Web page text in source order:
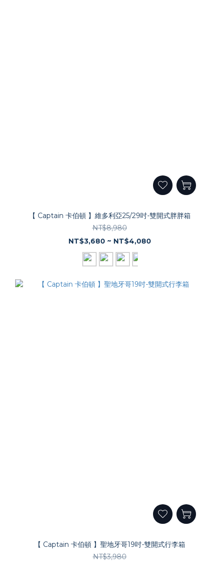
【 Captain 卡伯頓 】維多利亞25/29吋-雙開式胖胖箱
NT$8,980
NT$3,680 ~ NT$4,080
【 Captain 卡伯頓 】聖地牙哥19吋-雙開式行李箱
NT$3,980